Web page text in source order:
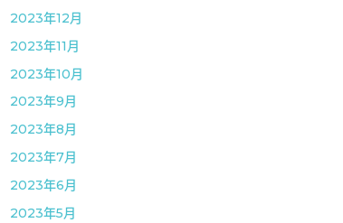
2023年12月
2023年11月
2023年10月
2023年9月
2023年8月
2023年7月
2023年6月
2023年5月